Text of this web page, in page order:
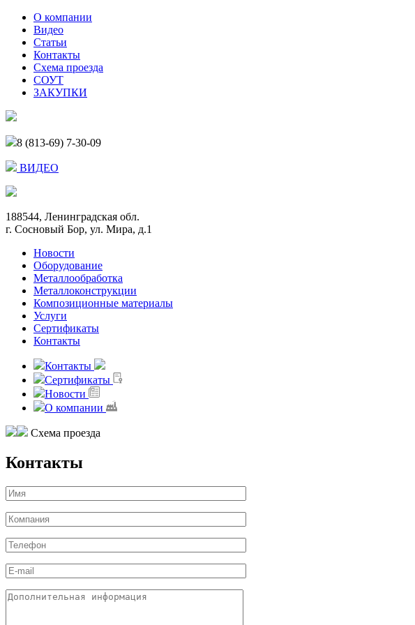
О компании
Видео
Статьи
Контакты
Схема проезда
СОУТ
ЗАКУПКИ
8 (813-69) 7-30-09
ВИДЕО
188544, Ленинградская обл.
г. Сосновый Бор, ул. Мира, д.1
Новости
Оборудование
Металлообработка
Металлоконструкции
Композиционные материалы
Услуги
Сертификаты
Контакты
Контакты
Сертификаты
Новости
О компании
Схема проезда
Контакты